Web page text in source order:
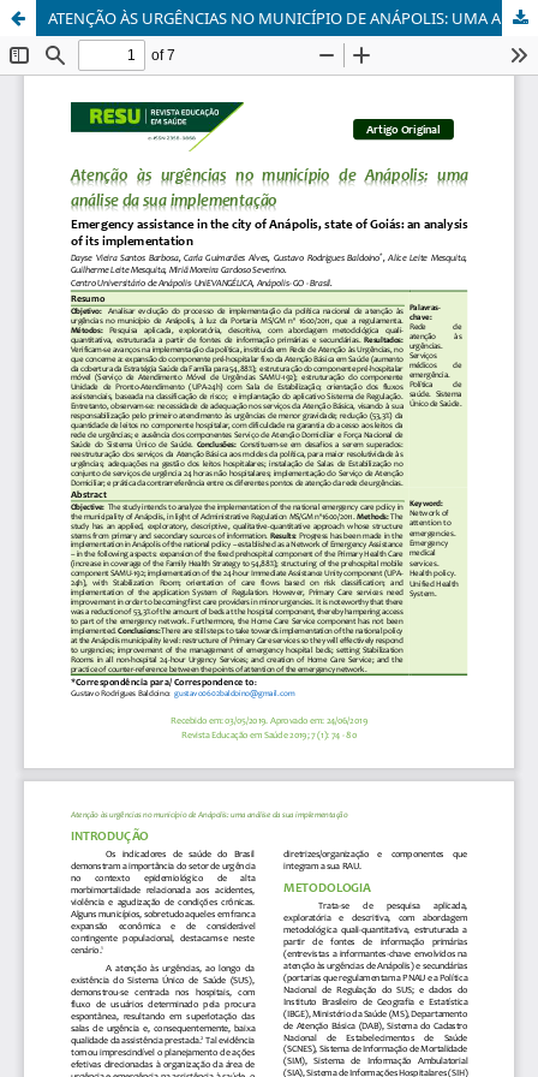
ATENÇÃO ÀS URGÊNCIAS NO MUNICÍPIO DE ANÁPOLIS: UMA ANÁLISE DA SUA IMPLEMENTAÇÃO